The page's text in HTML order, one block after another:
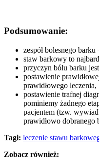
Podsumowanie:
zespół bolesnego
staw barkowy to
przyczyn bólu barku
postawienie
prawidłowego leczenia,
postawienie trafnej
pominiemy żadnego
pacjentem (tzw.
prawidłowo dobranego
Tagi: leczenie stawu
Zobacz również: